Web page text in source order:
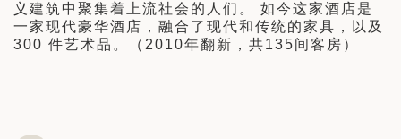
义建筑中聚集着上流社会的人们。 如今这家酒店是
一家现代豪华酒店，融合了现代和传统的家具，以及
300 件艺术品。（2010年翻新，共135间客房）